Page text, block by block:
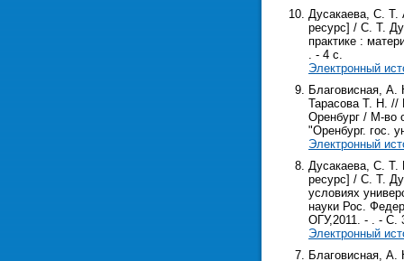
Дусакаева, С. Т.
ресурс] / С. Т.
практике :
. - 4 с.
Электронный
Благовисная, А.
Тарасова Т. Н. //
Оренбург / М-во
"Оренбург. гос.
Электронный
Дусакаева, С. Т.
ресурс] / С. Т.
условиях
науки Рос.
ОГУ,2011. - . - С.
Электронный
Благовисная, А.